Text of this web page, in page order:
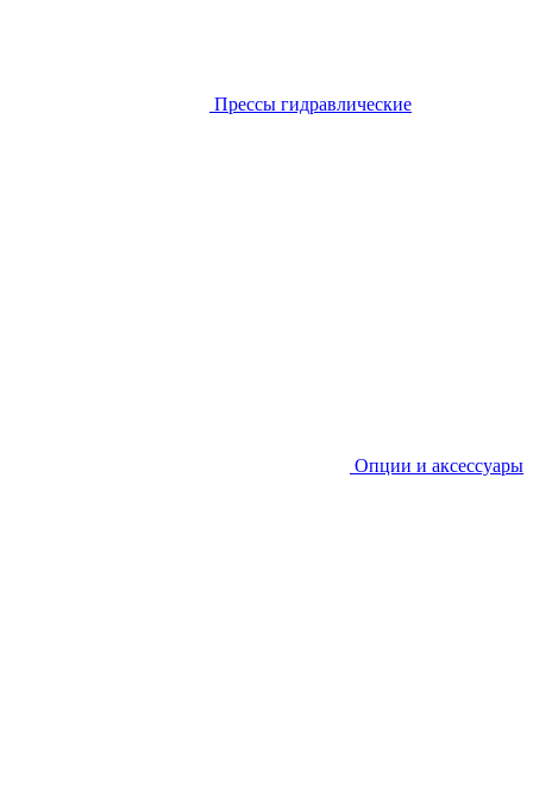
Прессы гидравлические
Опции и аксессуары